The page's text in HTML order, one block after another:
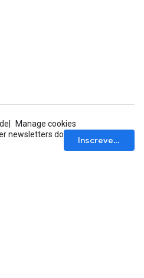
Manage cookies
newsletters do
Inscrever-se